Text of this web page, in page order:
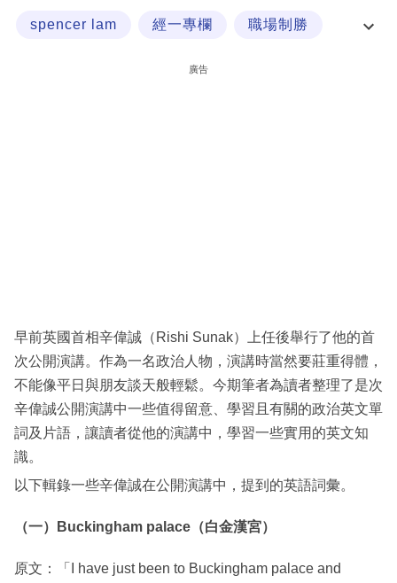
區
spencer lam 經一專欄 職場制勝
廣告
早前英國首相辛偉誠（Rishi Sunak）上任後舉行了他的首
次公開演講。作為一名政治人物，演講時當然要莊重得體，
不能像平日與朋友談天般輕鬆。今期筆者為讀者整理了是次
辛偉誠公開演講中一些值得留意、學習且有關的政治英文單
詞及片語，讓讀者從他的演講中，學習一些實用的英文知
識。
以下輯錄一些辛偉誠在公開演講中，提到的英語詞彙。
（一）Buckingham palace（白金漢宮）
原文：「I have just been to Buckingham palace and